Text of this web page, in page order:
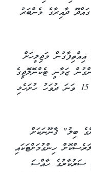
ދާއިރާގެ މެންބަރު
މަޖިލީހަށް
ޒަމާނީ ޓެކްނޮލޮޖީގެ
އެހީގައި ހަރުދަނާކުރުމަށްޓަކައި މިދިޔަ މަހުގެ 15 ވަނަ ދުވަހު ހުށަހެޅި
ބިލު" ޤާނޫނަކަށް
ހިންގުމަށްޓަކައި
ސަރުކާރުގެ ހާއްސަ